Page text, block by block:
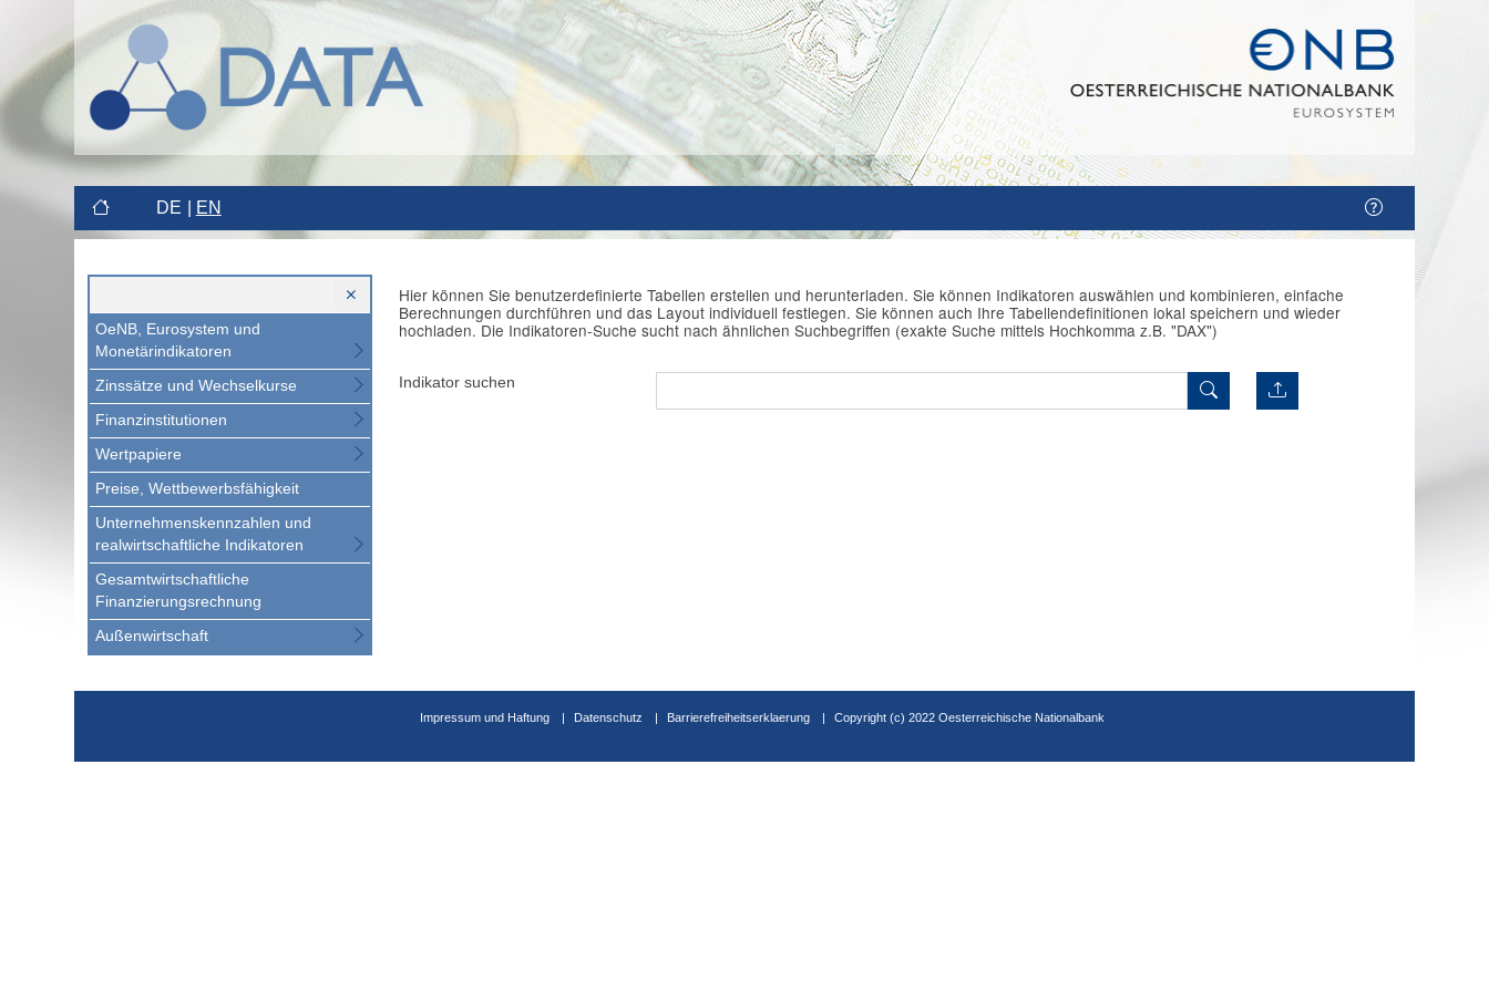
DE EN
OeNB, Eurosystem und
Monetärindikatoren
Zinssätze und Wechselkurse
Finanzinstitutionen
Wertpapiere
Preise, Wettbewerbsfähigkeit
Unternehmenskennzahlen und
realwirtschaftliche Indikatoren
Gesamtwirtschaftliche
Finanzierungsrechnung
Außenwirtschaft
Hier können Sie benutzerdefinierte Tabellen erstellen und herunterladen. Sie können Indikatoren auswählen und kombinieren, einfache
Berechnungen durchführen und das Layout individuell festlegen. Sie können auch Ihre Tabellendefinitionen lokal speichern und wieder
hochladen. Die Indikatoren-Suche sucht nach ähnlichen Suchbegriffen (exakte Suche mittels Hochkomma z.B. "DAX")
Indikator suchen
Impressum und Haftung Datenschutz Barrierefreiheitserklaerung Copyright (c) 2022 Oesterreichische Nationalbank